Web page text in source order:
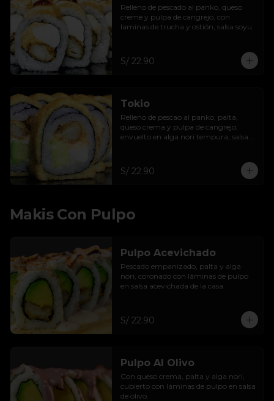
Relleno de pescado al panko, queso
creme y pulpa de cangrejo, con
laminas de trucha y ostión, salsa soyu.
S/ 22.90
Tokio
Relleno de pescao al panko, palta,
queso crema y pulpa de cangrejo,
envuelto en alga nori tempura, salsa
S/ 22.90
Makis Con Pulpo
Pulpo Acevichado
Pescado empanizado, palta y alga
nori, coronado con láminas de pulpo
en salsa acevichada de la casa.
S/ 22.90
Pulpo Al Olivo
Con queso crema, palta y alga nori,
cubierto con láminas de pulpo en salsa
de olivo.